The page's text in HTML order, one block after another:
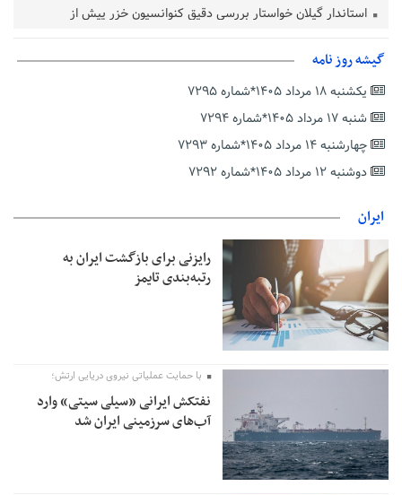
استاندار گیلان خواستار بررسی دقیق کنوانسیون خزر پیش از
پزشکیان‌: بهترین زمان برای دستیابی به توافق شرایط کنونی است/از
عارف: جنگ اصلی امروز، جنگ روایت‌ها بر سر امید و هویت ملی
است
هشدار معاون وظیفه عمومی گیلان به سربازان فراری؛ اعطای
معافیت شایعه است
ندارد
پس از استعفا
گیشه روز نامه
یکشنبه ۱۸ مرداد ۱۴۰۵*شماره ۷۲۹۵
شنبه ۱۷ مرداد ۱۴۰۵*شماره ۷۲۹۴
چهارشنبه ۱۴ مرداد ۱۴۰۵*شماره ۷۲۹۳
دوشنبه ۱۲ مرداد ۱۴۰۵*شماره ۷۲۹۲
ایران
رایزنی برای بازگشت ایران به
رتبه‌بندی تایمز
با حمایت عملیاتی نیروی دریایی ارتش؛
نفتکش ایرانی «سیلی سیتی» وارد
آب‌های سرزمینی ایران شد